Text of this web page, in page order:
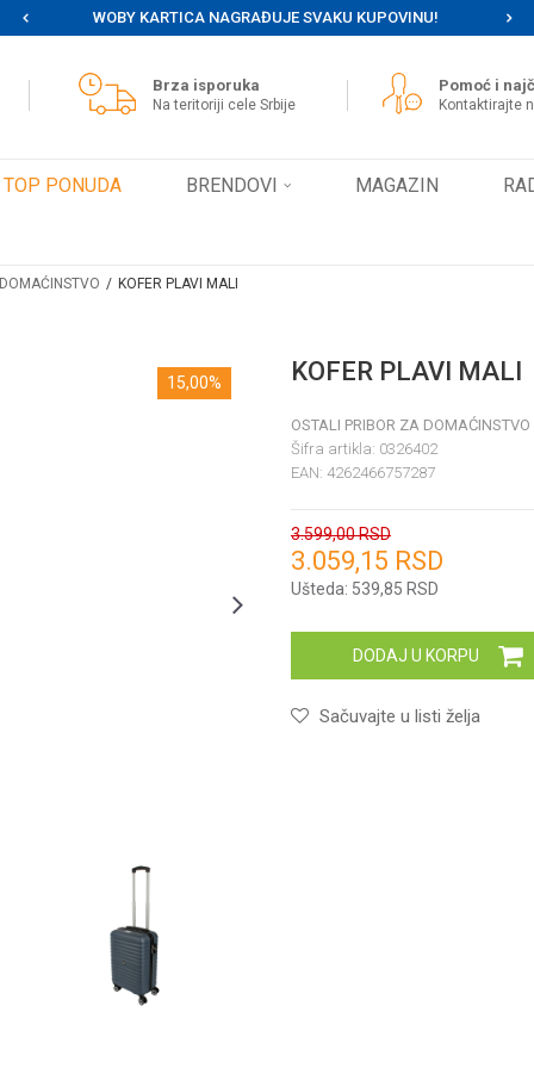
WOBY KARTICA NAGRAĐUJE SVAKU KUPOVINU!
Brza isporuka
Na teritoriji cele Srbije
Pomoć i
Kontaktirajte
TOP PONUDA BRENDOVI MAGAZIN
KOFER PLAVI MALI
15,00% KOFER PLAVI MALI
OSTALI PRIBOR ZA DOMAĆINSTVO
Šifra artikla: 0326402
EAN: 4262466757287
3.599,00RSD
3.059,15 RSD
Ušteda: 539,85 RSD
Unesi količinu
DODAJ U KORPU
Sačuvajte u listi želja